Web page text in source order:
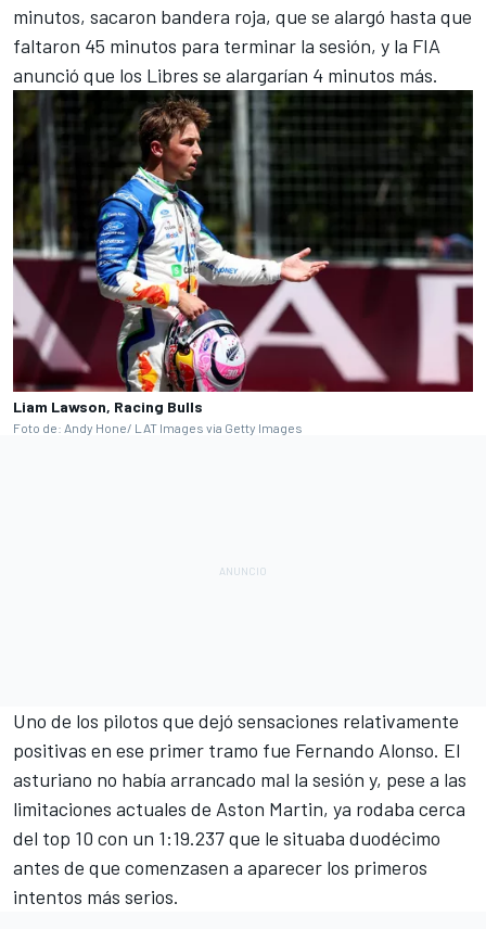
minutos, sacaron bandera roja, que se alargó hasta que
faltaron 45 minutos para terminar la sesión, y la FIA
anunció que los Libres se alargarían 4 minutos más.
Liam Lawson, Racing Bulls
Foto de: Andy Hone/ LAT Images via Getty Images
Uno de los pilotos que dejó sensaciones relativamente
positivas en ese primer tramo fue Fernando Alonso. El
asturiano no había arrancado mal la sesión y, pese a las
limitaciones actuales de Aston Martin, ya rodaba cerca
del top 10 con un 1:19.237 que le situaba duodécimo
antes de que comenzasen a aparecer los primeros
intentos más serios.